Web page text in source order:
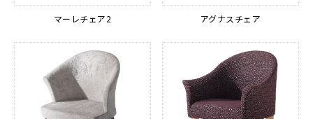
マーレチェア2 アグナスチェア